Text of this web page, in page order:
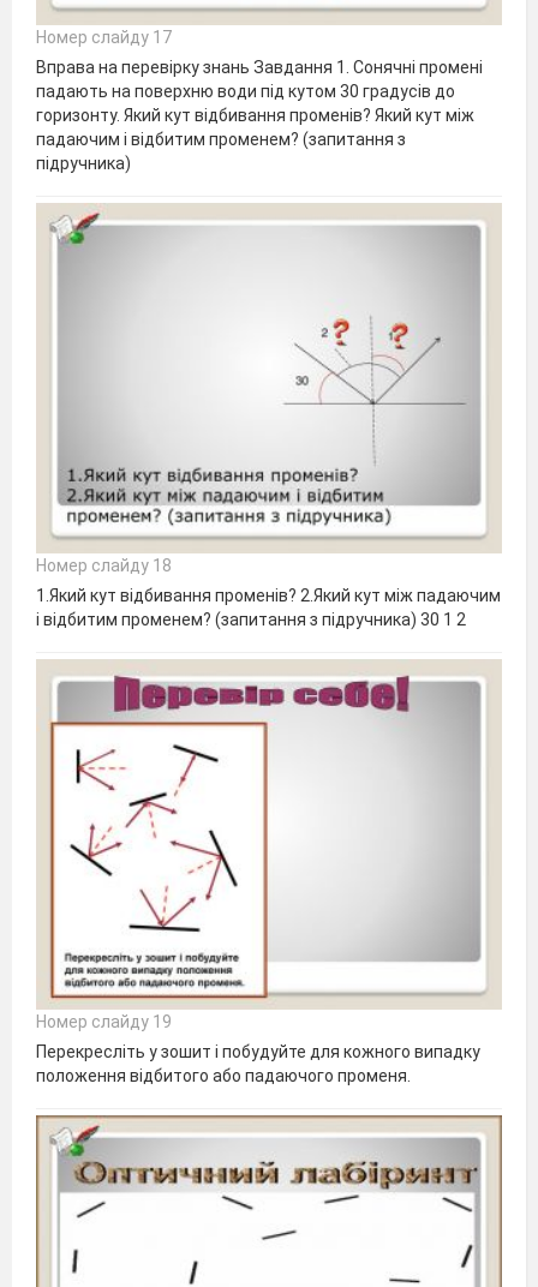
Номер слайду 17
Вправа на перевірку знань Завдання 1. Сонячні промені
падають на поверхню води під кутом 30 градусів до
горизонту. Який кут відбивання променів? Який кут між
падаючим і відбитим променем? (запитання з
підручника)
Номер слайду 18
1.Який кут відбивання променів? 2.Який кут між падаючим
і відбитим променем? (запитання з підручника) 30 1 2
Номер слайду 19
Перекресліть у зошит і побудуйте для кожного випадку
положення відбитого або падаючого променя.